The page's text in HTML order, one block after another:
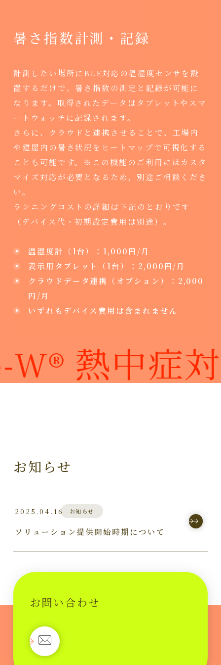
暑さ指数計測・記録
計測したい場所にBLE対応の温湿度センサを設
置するだけで、暑さ指数の測定と記録が可能に
なります。取得されたデータはタブレットやスマ
ートウォッチに記録されます。
さらに、クラウドと連携させることで、工場内
や建屋内の暑さ状況をヒートマップで可視化する
ことも可能です。※この機能のご利用にはカスタ
マイズ対応が必要となるため、別途ご相談くださ
い。
ランニングコストの詳細は下記のとおりです
（デバイス代・初期設定費用は別途）。
温湿度計（1台）：1,000円/月
表示用タブレット（1台）：2,000円/月
クラウドデータ連携（オプション）：2,000
円/月
いずれもデバイス費用は含まれません
W® 熱中症
お知らせ
2025.04.16 お知らせ
ソリューション提供開始時期について
お問い合わせ